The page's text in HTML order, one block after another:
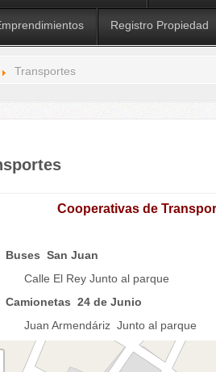
Registro Propiedad
Transportes
Cooperativas de
Buses San Juan
El Rey Junto al
Camionetas 24 de Junio
Armendáriz Junto al